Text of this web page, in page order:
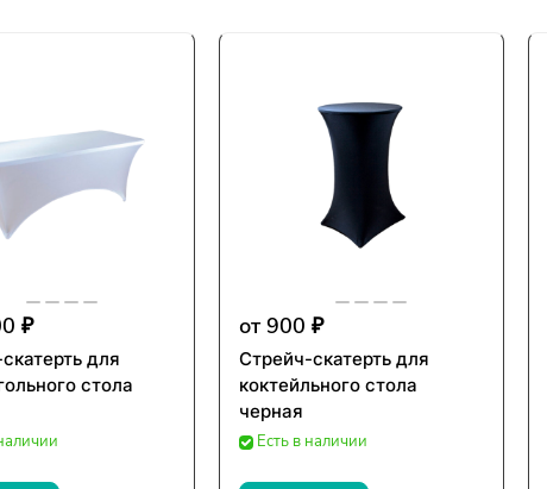
₽
для
стола
от 900 ₽
Стрейч-скатерть для
коктейльного стола
черная
Есть в наличии